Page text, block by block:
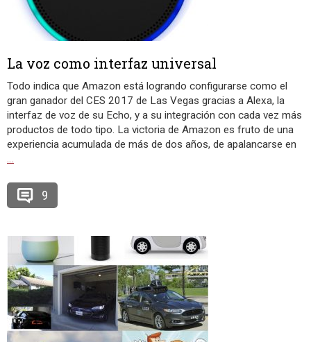
La voz como interfaz universal
Todo indica que Amazon está logrando configurarse como el
gran ganador del CES 2017 de Las Vegas gracias a Alexa, la
interfaz de voz de su Echo, y a su integración con cada vez más
productos de todo tipo. La victoria de Amazon es fruto de una
experiencia acumulada de más de dos años, de apalancarse en
…
9